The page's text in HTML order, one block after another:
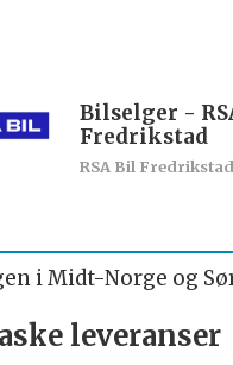
RSA Bil
Bilselger -
Fredrikstad
i Midt-Norge og
leveranser